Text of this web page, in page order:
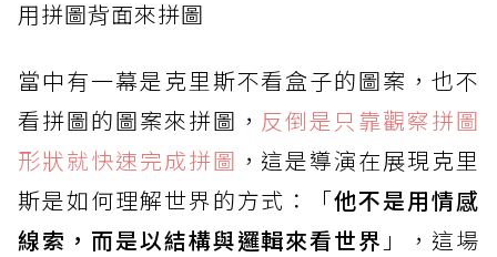
用拼圖背面來拼圖
當中有一幕是克里斯不看盒子的圖案，也不
看拼圖的圖案來拼圖， 反倒是只靠觀察拼圖
形狀就快速完成拼圖 ，這是導演在展現克里
斯是如何理解世界的方式：「他不是用情感
線索，而是以結構與邏輯來看世界 」，這場